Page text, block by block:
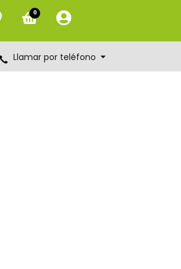
0
Llamar por teléfono